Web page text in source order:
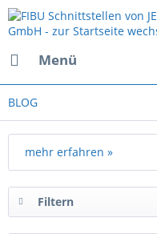
Menü
BLOG
mehr erfahren »
Filtern